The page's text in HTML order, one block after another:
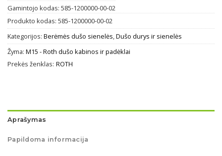
Gamintojo kodas: 585-1200000-00-02
Produkto kodas: 585-1200000-00-02
Kategorijos: Berėmės dušo sienelės,Dušo durys ir sienelės
Žyma: M15 - Roth dušo kabinos ir padėklai
Prekės ženklas: ROTH
Aprašymas
Papildoma informacija